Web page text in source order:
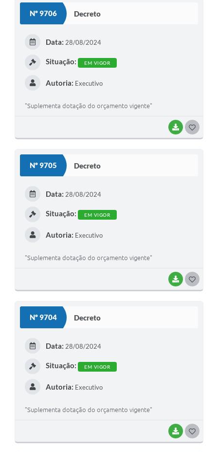
Nº 9706 Decreto
BAIXAR
Data: 28/08/2024
Situação: EM VIGOR
Autoria: Executivo
"Suplementa dotação do orçamento vigente"
Nº 9705 Decreto
BAIXAR
Data: 28/08/2024
Situação: EM VIGOR
Autoria: Executivo
"Suplementa dotação do orçamento vigente"
Nº 9704 Decreto
BAIXAR
Data: 28/08/2024
Situação: EM VIGOR
Autoria: Executivo
"Suplementa dotação do orçamento vigente"